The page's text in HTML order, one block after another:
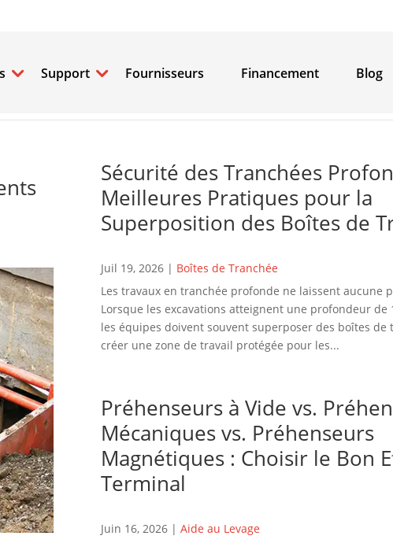
Support Fournisseurs Financement Blog
Sécurité des Tranchées
Meilleures Pratiques pour la
Superposition des Boîtes de
Juil 19, 2026| Boîtes de Tranchée
Les travaux en tranchée profonde ne laissent aucune
Lorsque les excavations atteignent une profondeur de
les équipes doivent souvent superposer des boîtes de
créer une zone de travail protégée pour les...
Préhenseurs à Vide vs.
Mécaniques vs. Préhenseurs
Magnétiques : Choisir le Bon
Terminal
Juin 16, 2026| Aide au Levage